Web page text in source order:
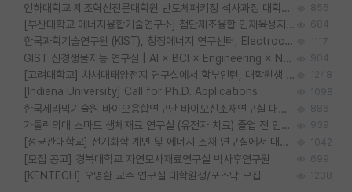
인하대학교 제조혁신전문대학원 반도체패키징 석사과정 대학원생 모집 855
[부산대학교 에너지융합기술연구소] 첨단제조융합 인재육성지원 박사후연구원 채용 (이진홍 교수님 연구실) 684
한국과학기술연구원 (KIST), 청정에너지 연구센터, Electrochemical Materials and Devices (Emd) Lab에서 학생을 모집합니다. (연,고대) 1117
GIST 신경생물지능 연구실 | AI × BCI × Engineering × Neuroscience 이노코어 Post-doc 모집 904
[고려대학교] 차새대태양전지 연구실에서 학부인턴, 대학원생 및 Post.Doc.을 모집합니다. 1248
[Indiana University] Call for Ph.D. Applications 1098
한국세라믹기술원 바이오융합연구단 바이오신소재연구실 대학원생/학부인턴 모집 886
가톨릭의대 스마트 생체재료 연구실 (유전자 치료) 졸업 전 인턴 및 대학원생 모집 939
[성균관대학교] 전기화학 계면 및 에너지 소재 연구실에서 대학원생을 모집합니다. 1042
[모집 공고] 경북대학교 자연모사재료연구실 박사후연구원 699
[KENTECH] 오명환 교수 연구실 대학원생/포스닥 모집 1238